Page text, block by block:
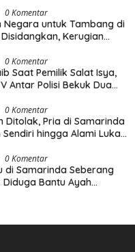
0 Komentar
Negara untuk Tambang di
Kerugian
0 Komentar
Saat Pemilik Salat Isya,
Antar Polisi Bekuk Dua
0 Komentar
Ditolak, Pria di Samarinda
Sendiri hingga Alami Luka
0 Komentar
di Samarinda Seberang
Diduga Bantu Ayah